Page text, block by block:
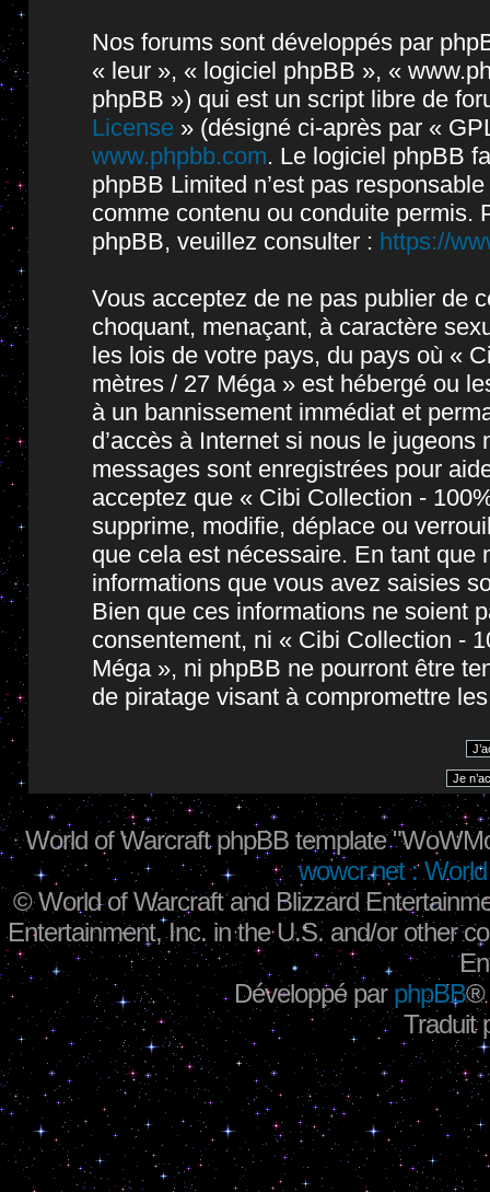
Nos forums sont développés par
« leur », « logiciel phpBB », «
phpBB ») qui est un script libre de
License » (désigné ci-après par «
www.phpbb.com. Le logiciel phpBB
phpBB Limited n’est pas
comme contenu ou conduite permis.
phpBB, veuillez consulter : https://
Vous acceptez de ne pas publier de
choquant, menaçant, à caractère
les lois de votre pays, du pays où «
mètres / 27 Méga » est hébergé ou
à un bannissement immédiat et
d’accès à Internet si nous le
messages sont enregistrées pour
acceptez que « Cibi Collection -
supprime, modifie, déplace ou
que cela est nécessaire. En tant
informations que vous avez saisies
Bien que ces informations ne soient
consentement, ni « Cibi Collection -
Méga », ni phpBB ne pourront être
de piratage visant à compromettre
World of Warcraft phpBB template
wowcr.net :
©World of Warcraft and Blizzard
Entertainment, Inc. in the U.S. and/or other
Développé par phpBB®
Traduit